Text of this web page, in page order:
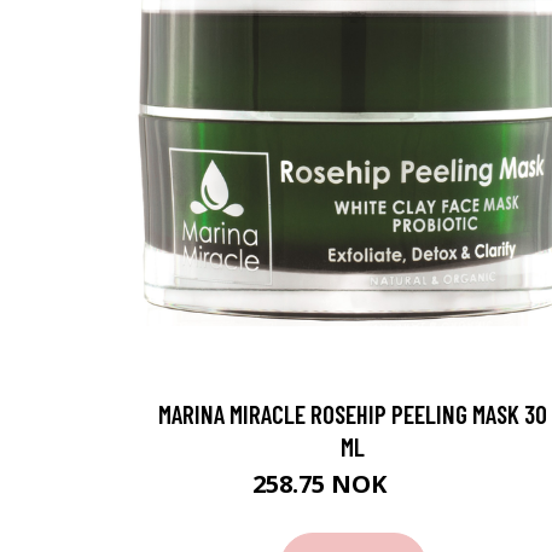
MARINA MIRACLE ROSEHIP PEELING MASK 30
ML
258.75 NOK